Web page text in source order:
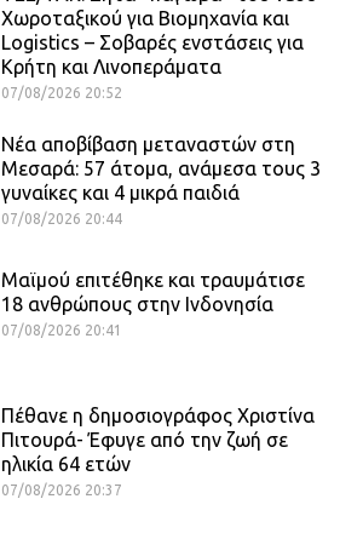
Χωροταξικού για Βιομηχανία και
Logistics – Σοβαρές ενστάσεις για
Κρήτη και Λινοπεράματα
07/08/2026 20:52
Νέα αποβίβαση μεταναστών στη
Μεσαρά: 57 άτομα, ανάμεσα τους 3
γυναίκες και 4 μικρά παιδιά
07/08/2026 20:44
Μαϊμού επιτέθηκε και τραυμάτισε
18 ανθρώπους στην Ινδονησία
07/08/2026 20:41
Πέθανε η δημοσιογράφος Χριστίνα
Πιτουρά- Έφυγε από την ζωή σε
ηλικία 64 ετών
07/08/2026 20:37